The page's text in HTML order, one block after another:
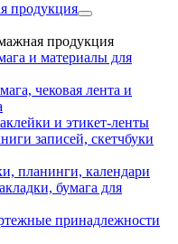
продукция
продукция
и материалы для
чековая лента и
и этикет-ленты
записей, скетчбуки
планинги, календари
бумага для
принадлежности